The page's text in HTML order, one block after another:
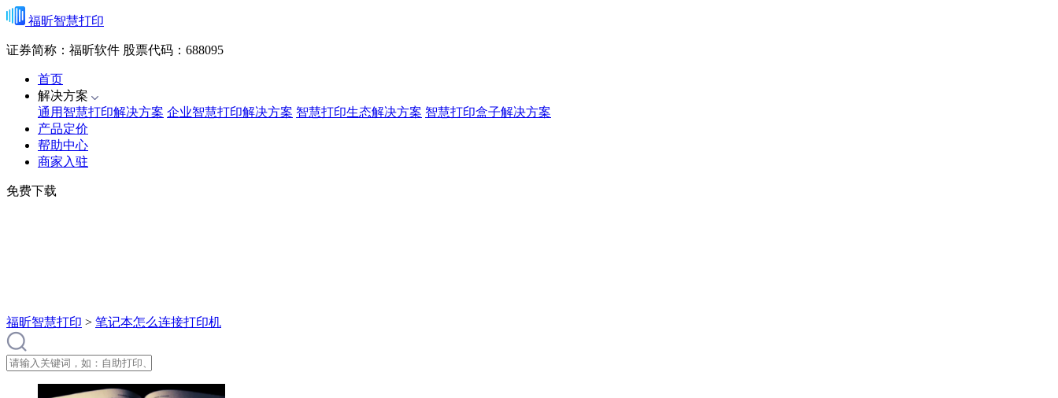
福昕智慧打印
证券简称：福昕软件 股票代码：688095
首页
解决方案
通用智慧打印解决方案 企业智慧打印解决方案 智慧打印生态解决方案 智慧打印盒子解决方案
产品定价
帮助中心
商家入驻
免费下载
福昕智慧打印 > 笔记本怎么连接打印机